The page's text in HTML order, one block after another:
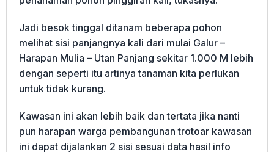
Jadi besok tinggal ditanam beberapa pohon
melihat sisi panjangnya kali dari mulai Galur –
Harapan Mulia – Utan Panjang sekitar 1.000 M lebih
dengan seperti itu artinya tanaman kita perlukan
untuk tidak kurang.
Kawasan ini akan lebih baik dan tertata jika nanti
pun harapan warga pembangunan trotoar kawasan
ini dapat dijalankan 2 sisi sesuai data hasil info